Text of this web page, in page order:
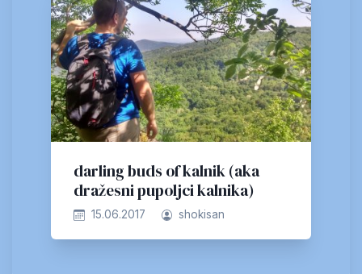
darling buds of kalnik (aka
dražesni pupoljci kalnika)
15.06.2017 shokisan